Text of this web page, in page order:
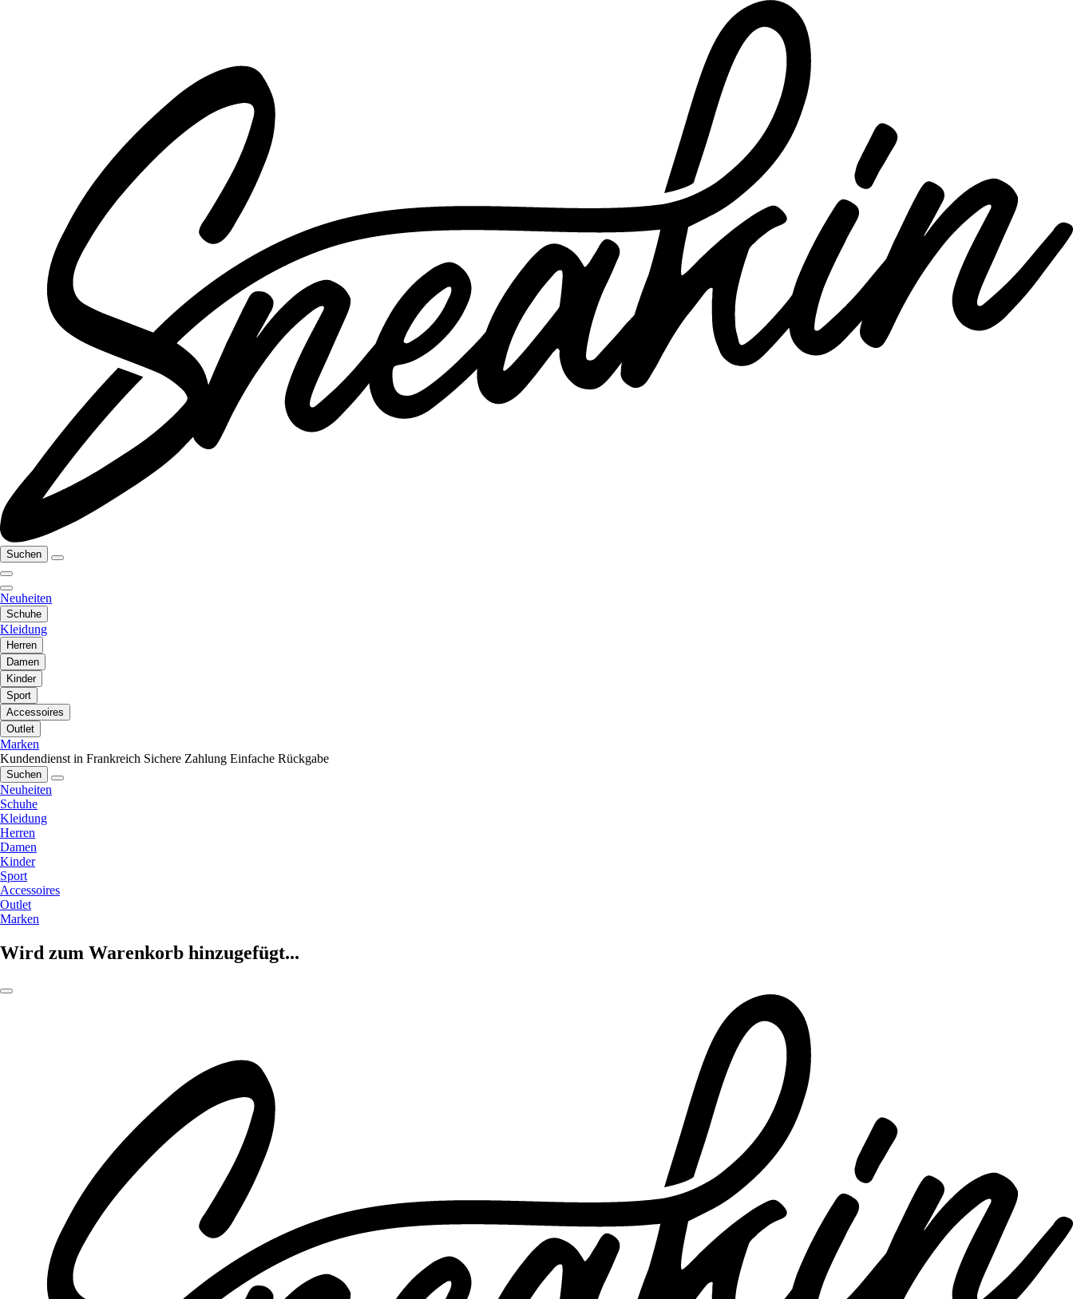
Suchen
Neuheiten
Schuhe
Kleidung
Herren
Damen
Kinder
Sport
Accessoires
Outlet
Marken
Kundendienst in Frankreich Sichere Zahlung Einfache Rückgabe
Suchen
Neuheiten
Schuhe
Kleidung
Herren
Damen
Kinder
Sport
Accessoires
Outlet
Marken
Wird zum Warenkorb hinzugefügt...